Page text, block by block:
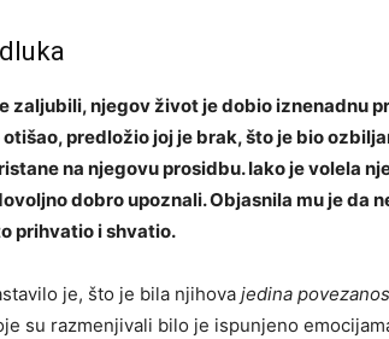
zaljubili, njegov život je dobio iznenadnu
predložio joj je brak, što je bio
na njegovu prosidbu. Iako je volela
dobro upoznali. Objasnila mu je da
prihvatio i shvatio.
je, što je bila njihova jedina
su razmenjivali bilo je ispunjeno